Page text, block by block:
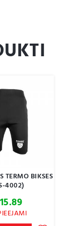
TERMO BIKSES
4002)
15.89